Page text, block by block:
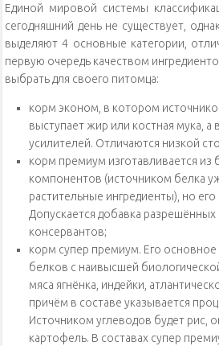
Единой мировой системы
сегодняшний день не существует,
выделяют 4 основные категории,
первую очередь качеством
выбрать для своего питомца:
корм эконом, в котором
выступает жир или костная мука, а
усилителей. Отличаются низкой
корм премиум изготавливается из
компонентов (источником белка
растительные ингредиенты), но его
Допускается добавка разрешённых
консервантов;
корм супер премиум. Его
белков с наивысшей
мяса ягнёнка, индейки,
причём в составе указывается
Источником углеводов будет рис,
картофель. В составах супер